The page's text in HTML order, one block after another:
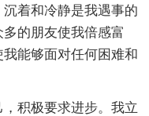
着和冷静是我遇事的
的朋友使我倍感富
能够面对任何困难和
积极要求进步。我立